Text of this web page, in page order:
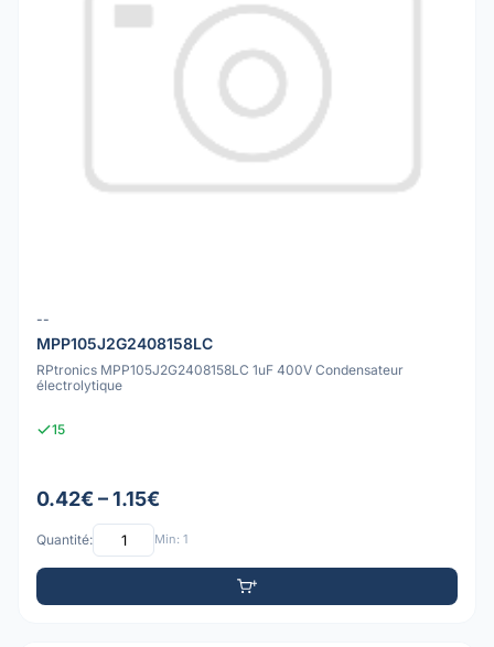
--
MPP105J2G2408158LC
RPtronics MPP105J2G2408158LC 1uF 400V Condensateur
électrolytique
15
0.42€ – 1.15€
Quantité: Min: 1